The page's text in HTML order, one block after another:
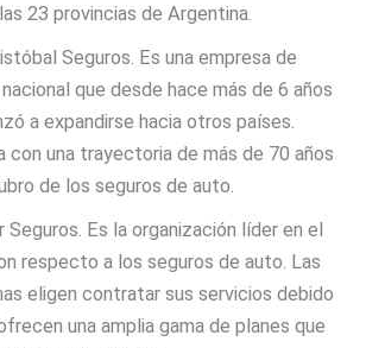
23 provincias de Argentina.
Seguros. Es una empresa de
que desde hace más de 6 años
a expandirse hacia otros países.
con una trayectoria de más de 70 años
de los seguros de auto.
Seguros. Es la organización líder en el
respecto a los seguros de auto. Las
eligen contratar sus servicios debido
una amplia gama de planes que